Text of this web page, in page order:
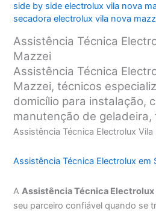
side by side electrolux vila nova
secadora electrolux vila nova
Assistência Técnica
Mazzei
Assistência Técnica
Mazzei, técnicos
domicílio para instalação,
manutenção de
Assistência Técnica Electrolux
Assistência Técnica Electrolux em
AAssistência Técnica Electrolux
seu parceiro confiável quando se